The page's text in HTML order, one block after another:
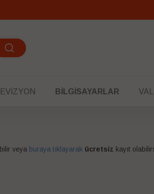
BILGISAYARLAR
veya buraya tıklayarak ücretsiz kayıt